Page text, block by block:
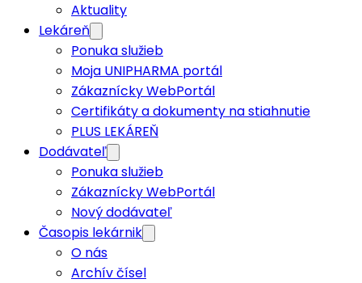
Aktuality
Lekáreň
Ponuka služieb
Moja UNIPHARMA portál
Zákaznícky WebPortál
Certifikáty a dokumenty na stiahnutie
PLUS LEKÁREŇ
Dodávateľ
Ponuka služieb
Zákaznícky WebPortál
Nový dodávateľ
Časopis lekárnik
O nás
Archív čísel